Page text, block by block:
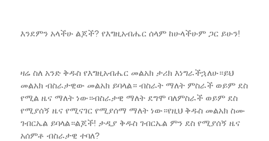
እንደምን አላችሁ ልጆች? የእግዚአብሔር ሰላም ከሁላችሁም ጋር ይሁን!
ዛሬ ስለ አንድ ቅዱስ የእግዚአብሔር መልአክ ታሪክ እነግራችኋለሁ።ይህ
መልአክ ብስራታዊው መልአክ ይባላል። ብስራት ማለት ምስራች ወይም ደስ
የሚል ዜና ማለት ነው።ብስራታዊ ማለት ደግሞ ባለምስራች ወይም ደስ
የሚያሰኝ ዜና የሚናገር የሚያሰማ ማለት ነው።የዚህ ቅዱስ መልአክ ስሙ
ገብርኤል ይባላል።ልጆች! ታዲያ ቅዱስ ገብርኤል ምን ደስ የሚያሰኝ ዜና
አሰምቶ ብስራታዊ ተባለ?